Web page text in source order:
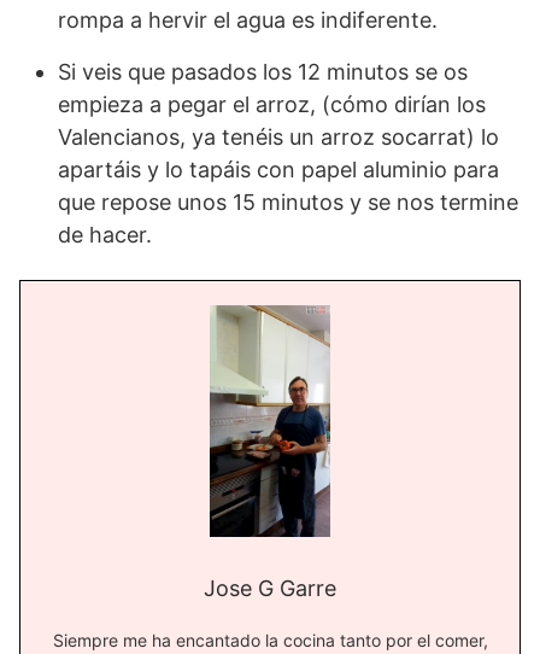
rompa a hervir el agua es indiferente.
Si veis que pasados los 12 minutos se os
empieza a pegar el arroz, (cómo dirían los
Valencianos, ya tenéis un arroz socarrat) lo
apartáis y lo tapáis con papel aluminio para
que repose unos 15 minutos y se nos termine
de hacer.
Jose G Garre
Siempre me ha encantado la cocina tanto por el comer,